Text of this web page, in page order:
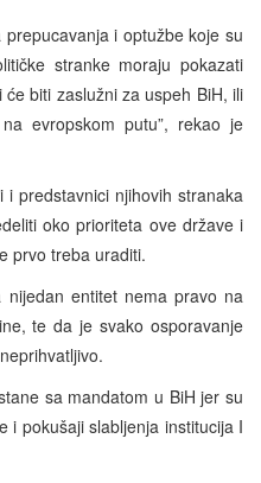
i optužbe koje su
stranke moraju pokazati
biti zaslužni za uspeh BiH, ili
evropskom putu”, rekao je
predstavnici njihovih stranaka
oko prioriteta ove države i
prvo treba uraditi.
entitet nema pravo na
te da je svako osporavanje
sa mandatom u BiH jer su
i pokušaji slabljenja institucija I